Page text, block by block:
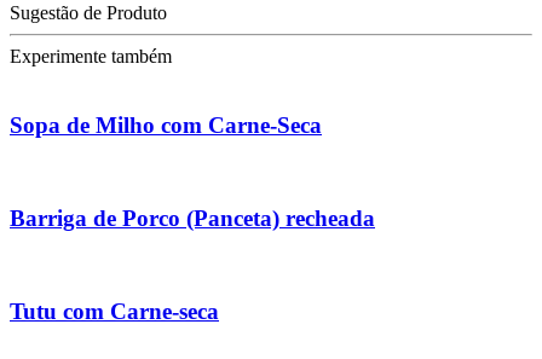
Sugestão de Produto
Experimente também
Sopa de Milho com Carne-Seca
Barriga de Porco (Panceta) recheada
Tutu com Carne-seca